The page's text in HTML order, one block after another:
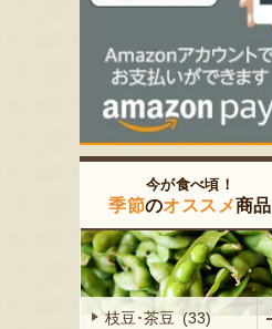
今が食べ頃！
季節のオススメ商品
枝豆･茶豆 (33)